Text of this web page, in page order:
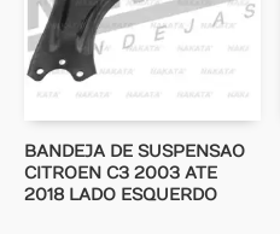
BANDEJA DE SUSPENSAO
CITROEN C3 2003 ATE
2018 LADO ESQUERDO